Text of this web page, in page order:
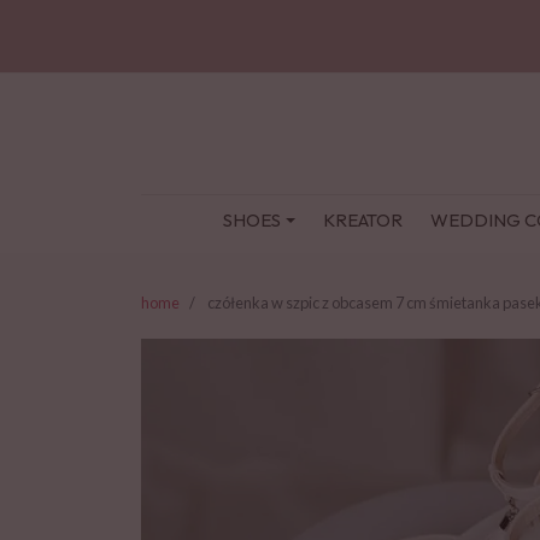
SHOES KREATOR WEDDING
home czółenka w szpic z obcasem 7 cm śmietanka